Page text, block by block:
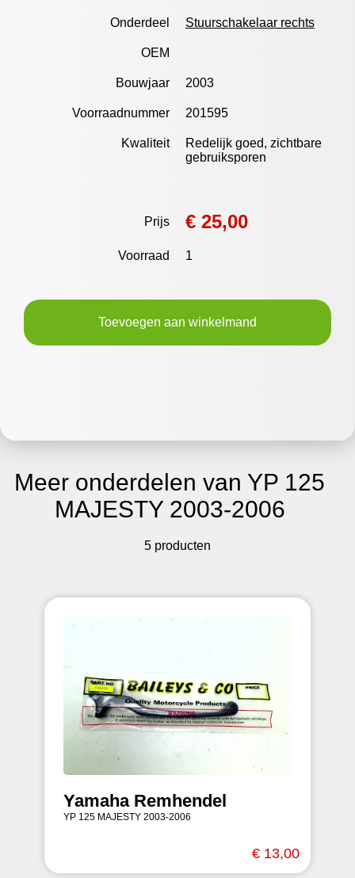
Onderdeel Stuurschakelaar rechts
OEM
Bouwjaar 2003
Voorraadnummer 201595
Kwaliteit
Redelijk goed, zichtbare
gebruiksporen
Prijs € 25,00
Voorraad 1
Toevoegen aan winkelmand
Meer onderdelen van YP 125
MAJESTY 2003-2006
5 producten
Yamaha Remhendel
YP 125 MAJESTY 2003-2006
€ 13,00